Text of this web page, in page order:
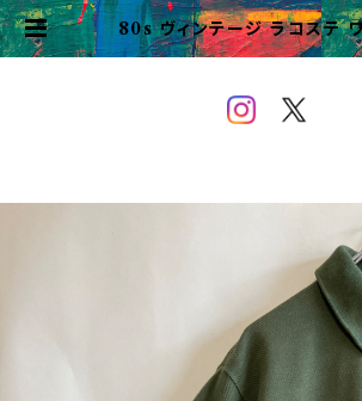
80s ヴィンテージ ラコステ
ント ポロシャツ Lacoste